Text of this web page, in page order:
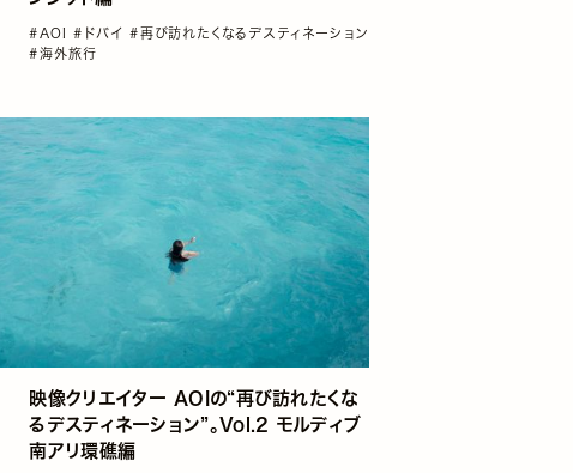
#AOI#ドバイ#再び訪れたくなるデスティネーション
#海外旅行
映像クリエイター AOIの“再び訪れたくな
るデスティネーション”。Vol.2 モルディブ
南アリ環礁編